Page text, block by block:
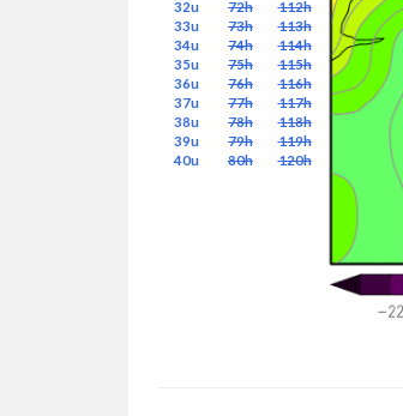
32u
33u
34u
35u
36u
37u
38u
39u
40u
72h
73h
74h
75h
76h
77h
78h
79h
80h
112h
113h
114h
115h
116h
117h
118h
119h
120h